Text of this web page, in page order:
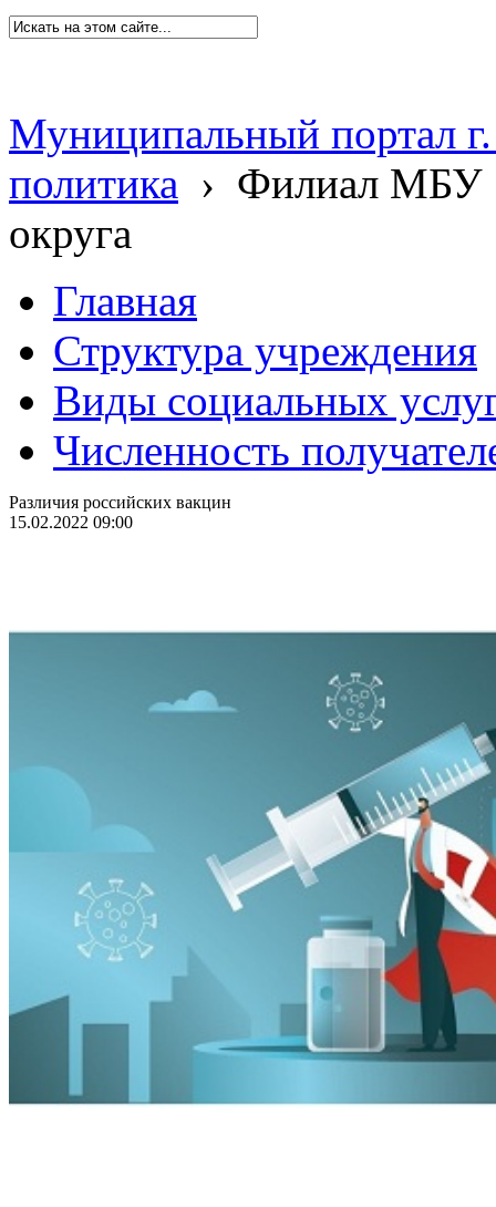
Муниципальный портал
политика › Филиал МБУ
округа
Главная
Структура учреждения
Виды социальных
Численность
Различия российских вакцин
15.02.2022 09:00